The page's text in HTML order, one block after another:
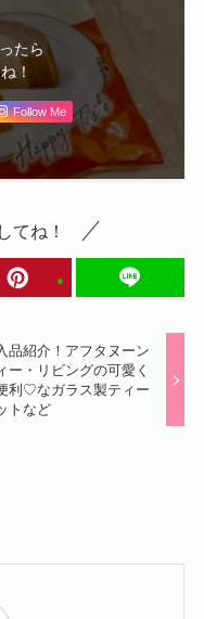
たら
！
Follow Me
てね！
品紹介！アフタヌーン
ー・リビングの可愛く
利♡なガラス製ティー
トなど